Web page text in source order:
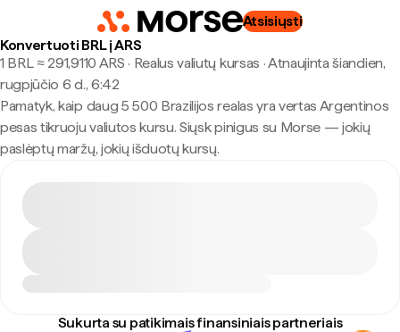
Atsisiųsti
Konvertuoti BRL į ARS
1 BRL ≈ 291,9110 ARS · Realus valiutų kursas ·Atnaujinta šiandien,
rugpjūčio 6 d., 6:42
Pamatyk, kaip daug 5 500 Brazilijos realas yra vertas Argentinos
pesas tikruoju valiutos kursu. Siųsk pinigus su Morse — jokių
paslėptų maržų, jokių išduotų kursų.
Sukurta su patikimais finansiniais partneriais